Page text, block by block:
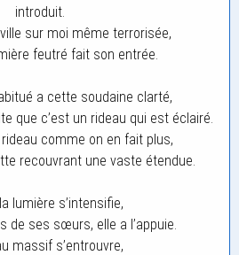
introduit.
sur moi même terrorisée,
feutré fait son entrée.
a cette soudaine clarté,
que c’est un rideau qui est éclairé.
comme on en fait plus,
recouvrant une vaste étendue.
lumière s’intensifie,
de ses sœurs, elle a l’appuie.
massif s’entrouvre,